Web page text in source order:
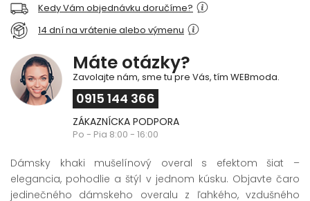
Kedy Vám objednávku doručíme?
14 dní na vrátenie alebo výmenu
Máte otázky?
Zavolajte nám, sme tu pre Vás, tím WEBmoda.
0915 144 366
ZÁKAZNÍCKA PODPORA
Po - Pia 8:00 - 16:00
Dámsky khaki mušelínový overal s efektom šiat –
elegancia, pohodlie a štýl v jednom kúsku. Objavte čaro
jedinečného dámskeho overalu z ľahkého, vzdušného